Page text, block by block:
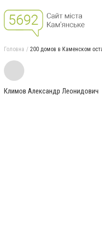
Головна 200 домов в Каменском
Климов Александр Леонидович